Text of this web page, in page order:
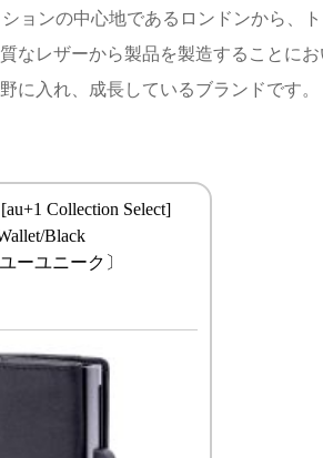
ンの中心地であるロンドンから、
なレザーから製品を製造することに
に入れ、成長しているブランドです。
Collection Select]
Black
ーユニーク〕